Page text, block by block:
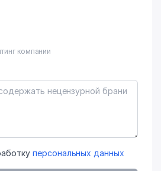
компании
персональных данных